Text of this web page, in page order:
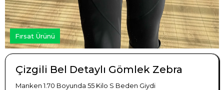
Fırsat Ürünü
Çizgili Bel Detaylı Gömlek Zebra
Manken 1.70 Boyunda 55 Kilo S Beden Giydi